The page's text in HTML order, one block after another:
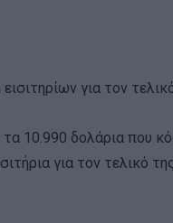
για τον
10.990 δολάρια που
για τον τελικό